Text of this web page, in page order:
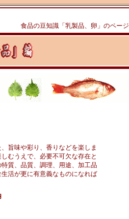
食品の豆知識「乳製品、卵」のページ
旨味や彩り、香りなどを楽しま
むうえで、必要不可欠な存在と
特質、品質、調理、用途、加工品
活が更に有意義なものになれば